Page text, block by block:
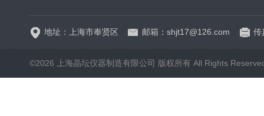
地址：上海市奉贤区 邮箱：shjt17@126.com 传
©2026 上海晶坛仪器制造有限公司 版权所有 All Rights